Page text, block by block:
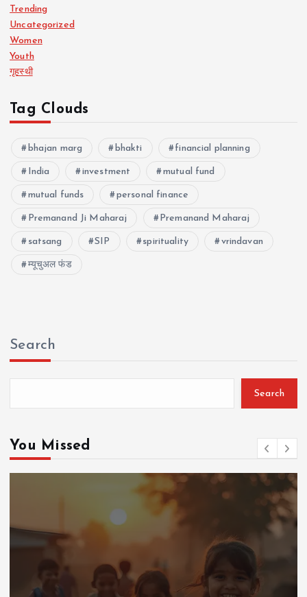
Trending
Uncategorized
Women
Youth
गृहस्थी
Tag Clouds
bhajan marg bhakti financial planning
India investment mutual fund
mutual funds personal finance
Premanand Ji Maharaj Premanand Maharaj
satsang SIP spirituality vrindavan
म्यूचुअल फंड
Search
Search
You Missed